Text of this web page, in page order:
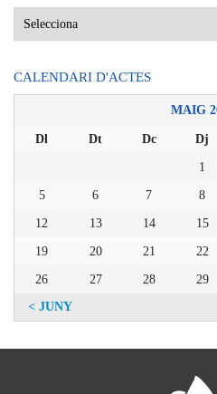
CALENDARI D'ACTES
MAIG
Dl Dt Dc Dj
1
5 6 7 8
12 13 14 15
19 20 21 22
26 27 28 29
JUNY